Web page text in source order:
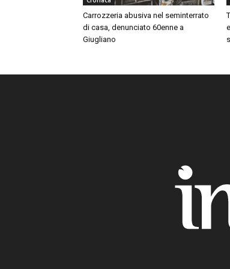
Carrozzeria abusiva nel seminterrato
di casa, denunciato 60enne a
Giugliano